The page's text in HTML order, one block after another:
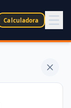
Calculadora